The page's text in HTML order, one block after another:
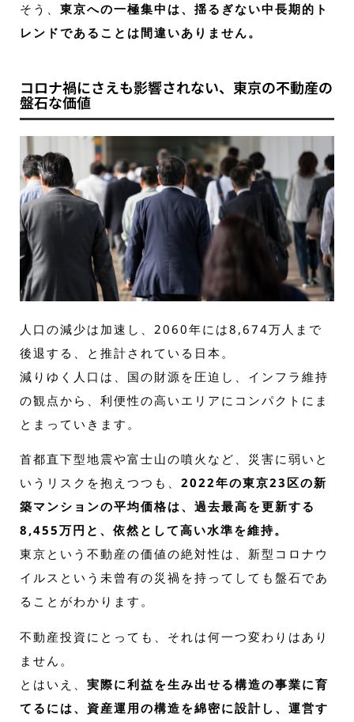
そう、 東京への一極集中は、揺るぎない中長期的ト
レンドであることは間違いありません。
コロナ禍にさえも影響されない、東京の不動産の
盤石な価値
人口の減少は加速し、2060年には8,674万人まで
後退する、と推計されている日本。
減りゆく人口は、国の財源を圧迫し、インフラ維持
の観点から、利便性の高いエリアにコンパクトにま
とまっていきます。
首都直下型地震や富士山の噴火など、災害に弱いと
いうリスクを抱えつつも、 2022年の東京23区の新
築マンションの平均価格は、過去最高を更新する
8,455万円と、依然として高い水準を維持。
東京という不動産の価値の絶対性は、新型コロナウ
イルスという未曾有の災禍を持ってしても盤石であ
ることがわかります。
不動産投資にとっても、それは何一つ変わりはあり
ません。
とはいえ、 実際に利益を生み出せる構造の事業に育
てるには、資産運用の構造を綿密に設計し、運営す